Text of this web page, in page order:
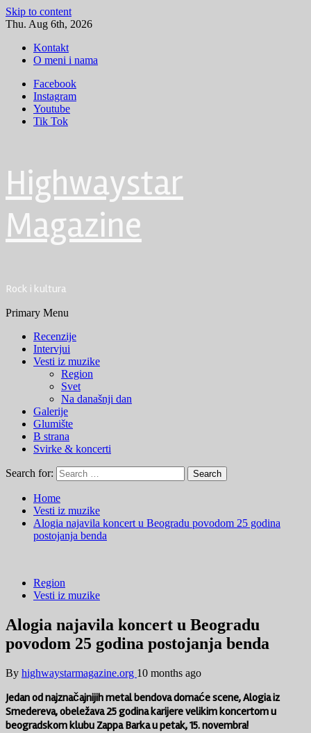
Skip to content
Thu. Aug 6th, 2026
Kontakt
O meni i nama
Facebook
Instagram
Youtube
Tik Tok
Highwaystar
Magazine
Rock i kultura
Primary Menu
Recenzije
Intervjui
Vesti iz muzike
Region
Svet
Na današnji dan
Galerije
Glumište
B strana
Svirke & koncerti
Search for:
Home
Vesti iz muzike
Alogia najavila koncert u Beogradu povodom 25 godina
postojanja benda
Region
Vesti iz muzike
Alogia najavila koncert u Beogradu
povodom 25 godina postojanja benda
By highwaystarmagazine.org 10 months ago
Jedan od najznačajnijih metal bendova domaće scene, Alogia iz
Smedereva, obeležava 25 godina karijere velikim koncertom u
beogradskom klubu Zappa Barka u petak, 15. novembra!